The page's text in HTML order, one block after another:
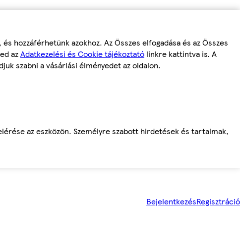
hozzáférhetünk azokhoz. Az Összes elfogadása és az Összes
azAdatkezelési és Cookie tájékoztató linkre kattintva is. A
szabni a vásárlási élményedet az oldalon.
az eszközön. Személyre szabott hirdetések és tartalmak,
BejelentkezésRegisztráció